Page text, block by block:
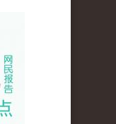
120814.jpg